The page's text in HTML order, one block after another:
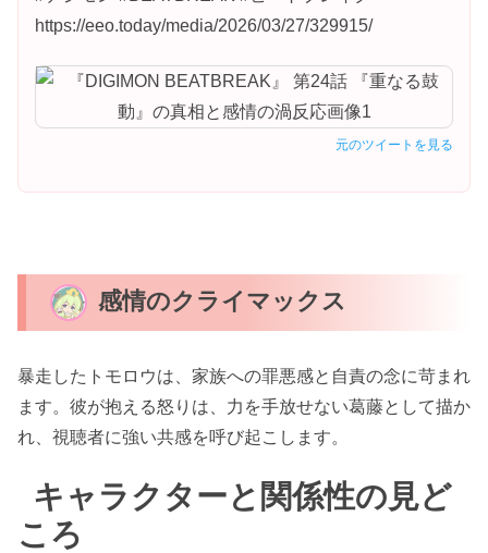
https://eeo.today/media/2026/03/27/329915/
元のツイートを見る
感情のクライマックス
暴走したトモロウは、家族への罪悪感と自責の念に苛まれ
ます。彼が抱える怒りは、力を手放せない葛藤として描か
れ、視聴者に強い共感を呼び起こします。
キャラクターと関係性の見ど
ころ